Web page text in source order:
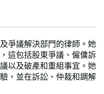
爭議解決部門的律師。她
這包括股東爭議、僱傭訴
以及破產和重組事宜。她
，並在訴訟、仲裁和調解